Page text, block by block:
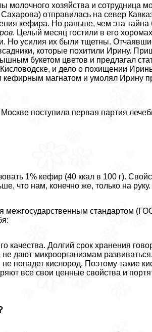
молочного хозяйства и сотрудница
отправилась на север
кефира. Но раньше, чем эта
. Целый месяц гостили в его
Но усилия их были тщетны.
которые похитили Ирину.
букетом цветов и предлагал
и дело о похищении
магнатом и умолял Ирину
поступила первая партия
1% кефир (40 ккал в 100 г).
что нам, конечно же, только на руку.
межгосударственным стандартом
качества. Долгий срок хранения
дают микроорганизмам
попадет кислород. Поэтому такие
все свои ценные свойства и